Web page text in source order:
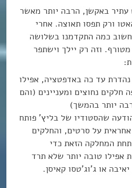
באקשן, הרבה יותר מאשר
ורק תפסו תאוצה. אחרי
כמה התקדמנו בשלושה
וזה רק יילך וישתפר
עד כה באדפטציה, אפילו
נחוצים ומעניינים (והם
יותר בהמשך)
שהסטודיו של בליץ’ פותח
על סרטים, והחלקים
תחת המחלקה הזאת כדי
אפילו טובה יותר שלא תרד
או ג’וג’טסו קאיסן.